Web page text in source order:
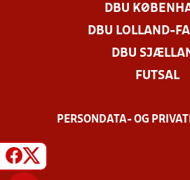
DBU
DBU LOLLAND-
DBU
FUTSAL
PERSONDATA- OG